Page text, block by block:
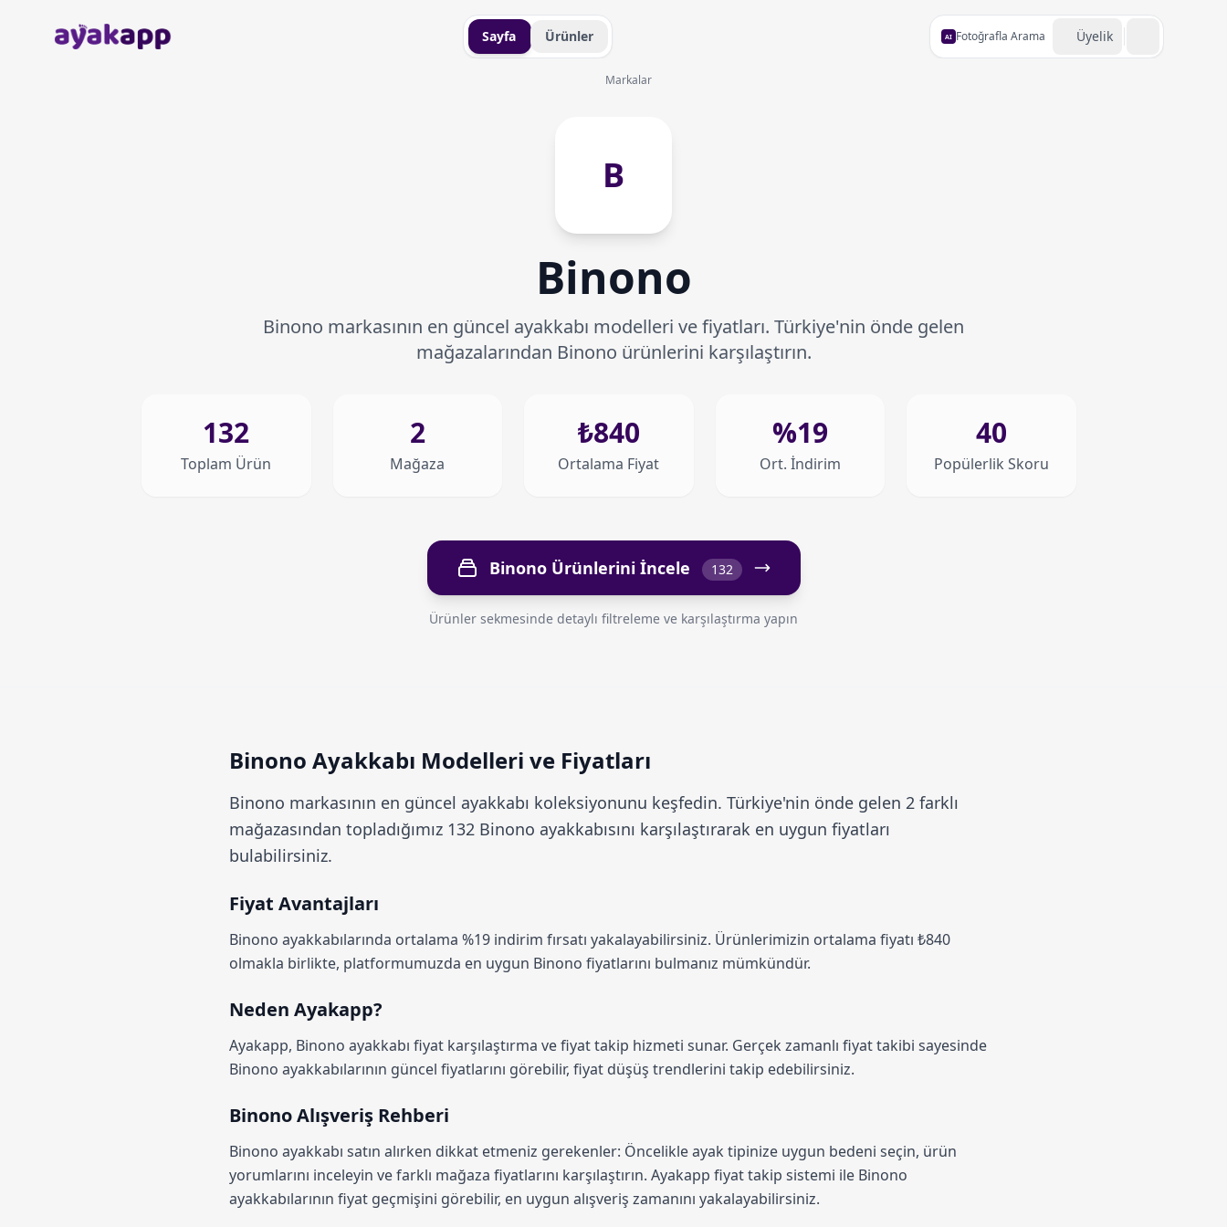
Anasayfa Sayfa Ürünler AI Fotoğrafla Arama Üyelik
Markalar
B
Binono
Binono markasının en güncel ayakkabı modelleri ve fiyatları. Türkiye'nin önde gelen
mağazalarından Binono ürünlerini karşılaştırın.
132
Toplam Ürün
2
Mağaza
₺840
Ortalama Fiyat
%19
Ort. İndirim
40
Popülerlik Skoru
Binono Ürünlerini İncele 132
Ürünler sekmesinde detaylı filtreleme ve karşılaştırma yapın
Binono Ayakkabı Modelleri ve Fiyatları
Binono markasının en güncel ayakkabı koleksiyonunu keşfedin. Türkiye'nin önde gelen 2 farklı
mağazasından topladığımız 132 Binono ayakkabısını karşılaştırarak en uygun fiyatları
bulabilirsiniz.
Fiyat Avantajları
Binono ayakkabılarında ortalama %19 indirim fırsatı yakalayabilirsiniz. Ürünlerimizin ortalama fiyatı ₺840
olmakla birlikte, platformumuzda en uygun Binono fiyatlarını bulmanız mümkündür.
Neden Ayakapp?
Ayakapp, Binono ayakkabı fiyat karşılaştırma ve fiyat takip hizmeti sunar. Gerçek zamanlı fiyat takibi sayesinde
Binono ayakkabılarının güncel fiyatlarını görebilir, fiyat düşüş trendlerini takip edebilirsiniz.
Binono Alışveriş Rehberi
Binono ayakkabı satın alırken dikkat etmeniz gerekenler: Öncelikle ayak tipinize uygun bedeni seçin, ürün
yorumlarını inceleyin ve farklı mağaza fiyatlarını karşılaştırın. Ayakapp fiyat takip sistemi ile Binono
ayakkabılarının fiyat geçmişini görebilir, en uygun alışveriş zamanını yakalayabilirsiniz.